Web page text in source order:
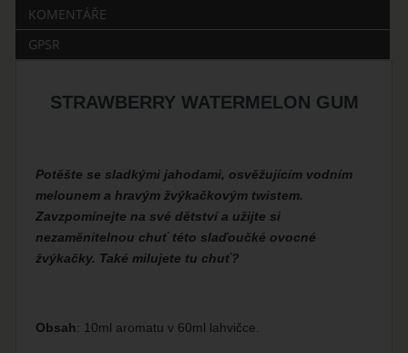
KOMENTÁŘE
GPSR
STRAWBERRY WATERMELON GUM
Potěšte se sladkými jahodami, osvěžujícím vodním
melounem a hravým žvýkačkovým twistem.
Zavzpomínejte na své dětství a užijte si
nezaměnitelnou chuť této slaďoučké ovocné
žvýkačky. Také milujete tu chuť?
Obsah: 10ml aromatu v 60ml lahvičce.